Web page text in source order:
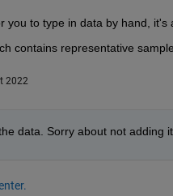
you to type in data by hand,
contains representative
2022
data. Sorry about not adding